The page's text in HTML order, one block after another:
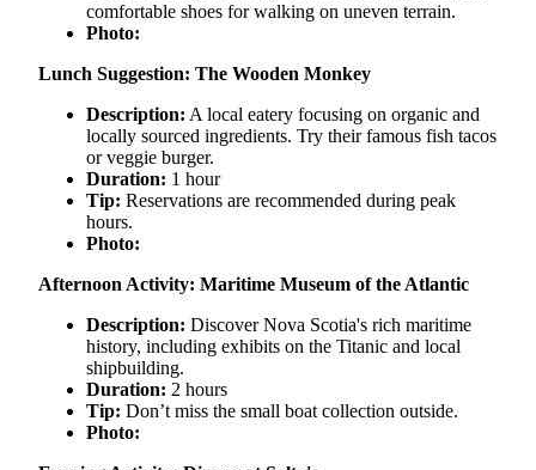
comfortable shoes for walking on uneven terrain.
Photo:
Lunch Suggestion: The Wooden Monkey
Description: A local eatery focusing on organic and
locally sourced ingredients. Try their famous fish tacos
or veggie burger.
Duration: 1 hour
Tip: Reservations are recommended during peak
hours.
Photo:
Afternoon Activity: Maritime Museum of the Atlantic
Description: Discover Nova Scotia's rich maritime
history, including exhibits on the Titanic and local
shipbuilding.
Duration: 2 hours
Tip: Don’t miss the small boat collection outside.
Photo: